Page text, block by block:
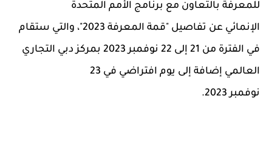
للمعرفة بالتعاون مع برنامج الأمم المتحدة
الإنمائي عن تفاصيل "قمة المعرفة 2023"، والتي ستقام
في الفترة من 21 إلى 22 نوفمبر 2023 بمركز دبي التجاري
العالمي إضافة إلى يوم افتراضي في 23
نوفمبر 2023.